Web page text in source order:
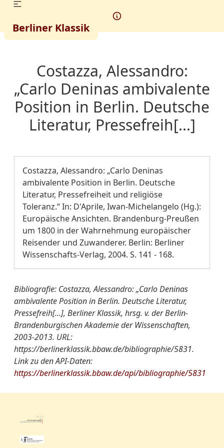
Berliner Klassik
Costazza, Alessandro:
„Carlo Deninas ambivalente
Position in Berlin. Deutsche
Literatur, Pressefreih[...]
Costazza, Alessandro: „Carlo Deninas
ambivalente Position in Berlin. Deutsche
Literatur, Pressefreiheit und religiöse
Toleranz.“ In: D'Aprile, Iwan-Michelangelo (Hg.):
Europäische Ansichten. Brandenburg-Preußen
um 1800 in der Wahrnehmung europäischer
Reisender und Zuwanderer. Berlin: Berliner
Wissenschafts-Verlag, 2004. S. 141 - 168.
Bibliografie: Costazza, Alessandro: „Carlo Deninas
ambivalente Position in Berlin. Deutsche Literatur,
Pressefreih[...], Berliner Klassik, hrsg. v. der Berlin-
Brandenburgischen Akademie der Wissenschaften,
2003-2013. URL:
https://berlinerklassik.bbaw.de/bibliographie/5831.
Link zu den API-Daten:
https://berlinerklassik.bbaw.de/api/bibliographie/5831